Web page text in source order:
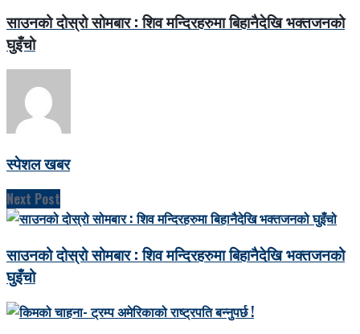
साउनको दोस्रो सोमबार : शिव मन्दिरहरुमा बिहानैदेखि भक्तजनको
घुइँचो
स्पेशल खबर
Next Post
साउनको दोस्रो सोमबार : शिव मन्दिरहरुमा बिहानैदेखि भक्तजनको
घुइँचो